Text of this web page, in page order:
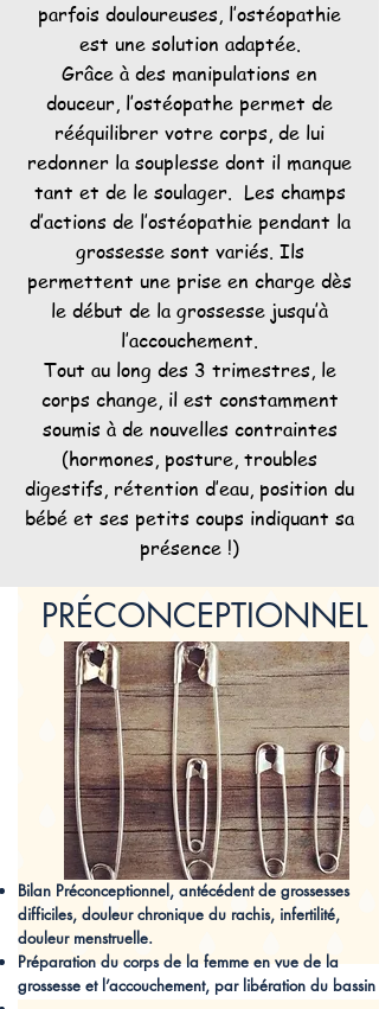
parfois douloureuses, l’ostéopathie
est une solution adaptée.
Grâce à des manipulations en
douceur, l’ostéopathe permet de
rééquilibrer votre corps, de lui
redonner la souplesse dont il manque
tant et de le soulager. ​ Les champs
d’actions de l’ostéopathie pendant la
grossesse sont variés. Ils
permettent une prise en charge dès
le début de la grossesse jusqu’à
l’accouchement.
Tout au long des 3 trimestres, le
corps change, il est constamment
soumis à de nouvelles contraintes
(hormones, posture, troubles
digestifs, rétention d’eau, position du
bébé et ses petits coups indiquant sa
présence !)
PRÉCONCEPTIONNEL
Bilan Préconceptionnel, antécédent de grossesses
difficiles, douleur chronique du rachis, infertilité,
douleur menstruelle.
Préparation du corps de la femme en vue de la
grossesse et l’accouchement, par libération du bassin